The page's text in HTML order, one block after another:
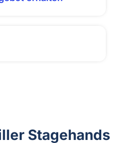
Stagehands